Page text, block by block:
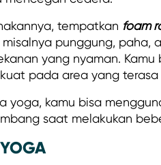
tempatkan foam
misalnya punggung,
yang nyaman.
pada area yang terasa
yoga, kamu bisa
saat melakukan